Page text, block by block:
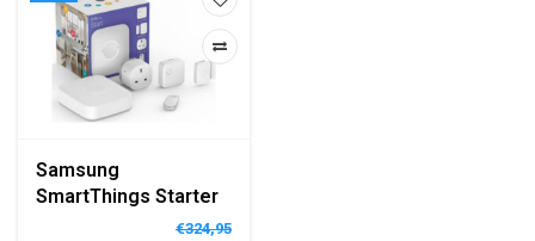
Samsung
SmartThings Starter
Kit (UK plug) smart€324,95